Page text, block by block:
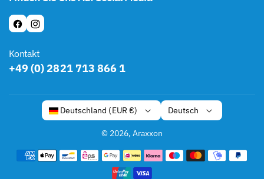
F
C
E
I
S
T
M
Kontakt
+49 (0) 2821 713 866 1
Deutschland (EUR €) Deutsch
© 2026,Araxxon
Z
a